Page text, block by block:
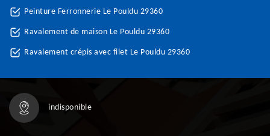
Peinture Ferronnerie Le Pouldu 29360
Ravalement de maison Le Pouldu 29360
Ravalement crépis avec filet Le Pouldu 29360
indisponible